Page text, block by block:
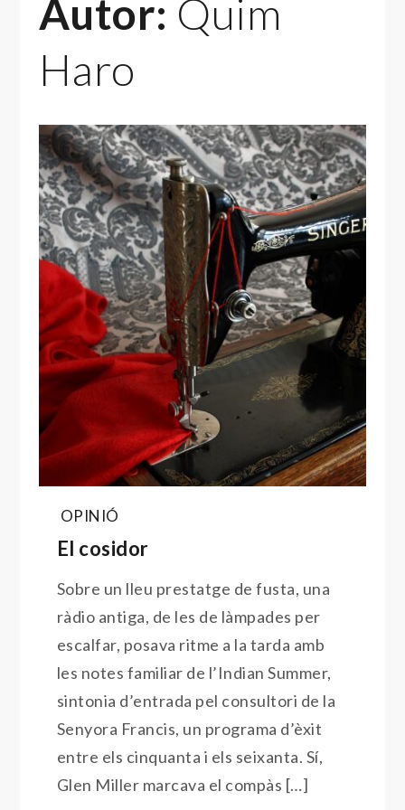
Autor: Quim
Haro
OPINIÓ
El cosidor
Sobre un lleu prestatge de fusta, una
ràdio antiga, de les de làmpades per
escalfar, posava ritme a la tarda amb
les notes familiar de l’Indian Summer,
sintonia d’entrada pel consultori de la
Senyora Francis, un programa d’èxit
entre els cinquanta i els seixanta. Sí,
Glen Miller marcava el compàs […]